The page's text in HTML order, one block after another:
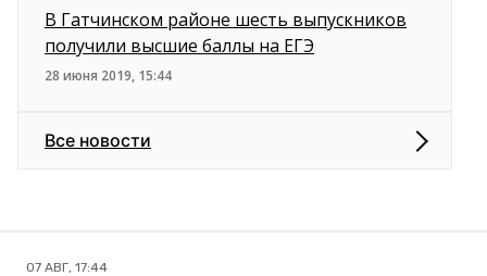
В Гатчинском районе шесть выпускников
получили высшие баллы на ЕГЭ
28 июня 2019, 15:44
Все новости
07 АВГ, 17:44